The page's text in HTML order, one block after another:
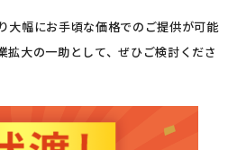
大幅にお手頃な価格でのご提供が可能
拡大の一助として、ぜひご検討くださ